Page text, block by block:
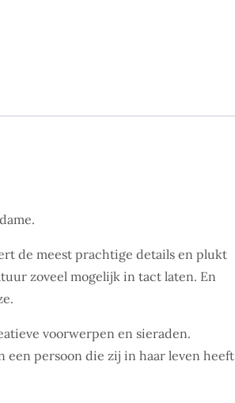
de meest prachtige details en plukt
zoveel mogelijk in tact laten. En
voorwerpen en sieraden.
een persoon die zij in haar leven heeft